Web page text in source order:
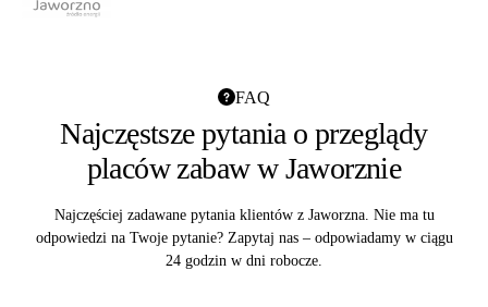
FAQ
Najczęstsze pytania o przeglądy
placów zabaw w Jaworznie
Najczęściej zadawane pytania klientów z Jaworzna. Nie ma tu
odpowiedzi na Twoje pytanie? Zapytaj nas – odpowiadamy w ciągu
24 godzin w dni robocze.